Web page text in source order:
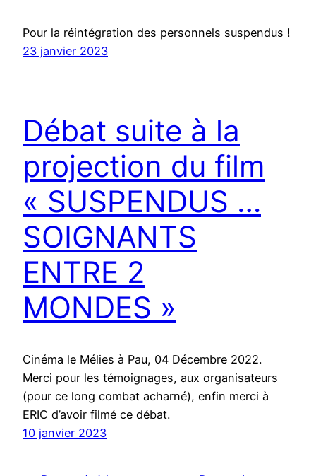
Pour la réintégration des personnels suspendus !
23 janvier 2023
Débat suite à la
projection du film
« SUSPENDUS …
SOIGNANTS
ENTRE 2
MONDES »
Cinéma le Mélies à Pau, 04 Décembre 2022.
Merci pour les témoignages, aux organisateurs
(pour ce long combat acharné), enfin merci à
ERIC d’avoir filmé ce débat.
10 janvier 2023